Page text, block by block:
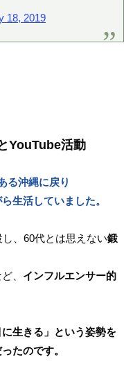
18, 2019
YouTube活動
る沖縄に戻り
生活していました。
し、60代とは思えない鍛
、 インフルエンサー的
に生きる」という姿勢を
たのです。